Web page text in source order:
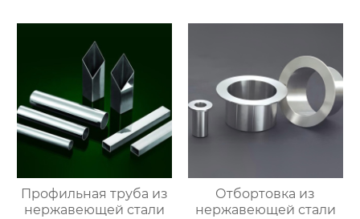
Профильная труба из
нержавеющей стали
Отбортовка из
нержавеющей стали